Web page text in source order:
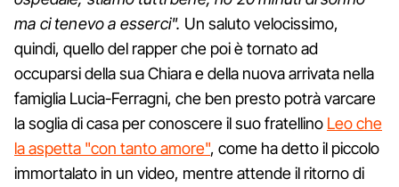
ma ci tenevo a esserci". Un saluto velocissimo,
quindi, quello del rapper che poi è tornato ad
occuparsi della sua Chiara e della nuova arrivata nella
famiglia Lucia-Ferragni, che ben presto potrà varcare
la soglia di casa per conoscere il suo fratellino Leo che
la aspetta "con tanto amore", come ha detto il piccolo
immortalato in un video, mentre attende il ritorno di